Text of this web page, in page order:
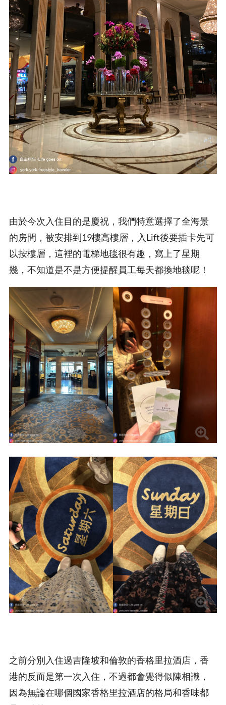
由於今次入住目的是慶祝，我們特意選擇了全海景
的房間，被安排到19樓高樓層，入Lift後要插卡先可
以按樓層，這裡的電梯地毯很有趣，寫上了星期
幾，不知道是不是方便提醒員工每天都換地毯呢！
之前分別入住過吉隆坡和倫敦的香格里拉酒店，香
港的反而是第一次入住，不過都會覺得似陳相識，
因為無論在哪個國家香格里拉酒店的格局和香味都